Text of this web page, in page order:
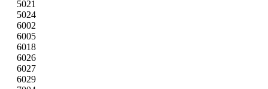
5021
5024
6002
6005
6018
6026
6027
6029